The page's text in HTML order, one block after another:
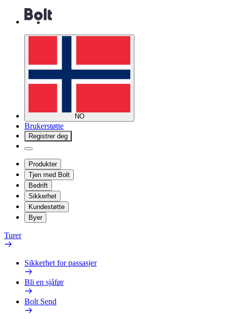
NO
Brukerstøtte
Registrer deg
Produkter
Tjen med Bolt
Bedrift
Sikkerhet
Kundestøtte
Byer
Turer
Sikkerhet for passasjer
Bli en sjåfør
Bolt Send